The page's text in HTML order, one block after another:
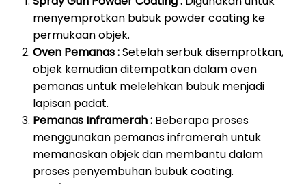
menyemprotkan bubuk powder coating ke
permukaan objek.
Oven Pemanas :Setelah serbuk disemprotkan,
objek kemudian ditempatkan dalam oven
pemanas untuk melelehkan bubuk menjadi
lapisan padat.
Pemanas Inframerah : Beberapa proses
menggunakan pemanas inframerah untuk
memanaskan objek dan membantu dalam
proses penyembuhan bubuk coating.